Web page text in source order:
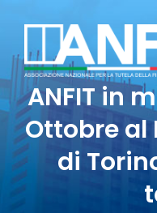
ANFIT in
Ottobre al
di